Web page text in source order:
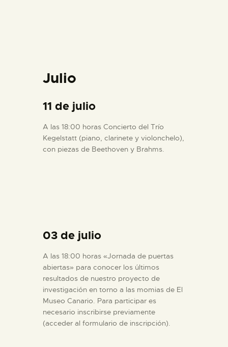
Julio
11 de julio
A las 18:00 horas Concierto del Trío
Kegelstatt (piano, clarinete y violonchelo),
con piezas de Beethoven y Brahms.
03 de julio
A las 18:00 horas «Jornada de puertas
abiertas» para conocer los últimos
resultados de nuestro proyecto de
investigación en torno a las momias de El
Museo Canario. Para participar es
necesario inscribirse previamente
(acceder al formulario de inscripción).